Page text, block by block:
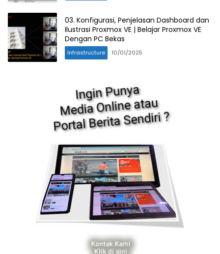
03. Konfigurasi, Penjelasan Dashboard dan
Ilustrasi Proxmox VE | Belajar Proxmox VE
Dengan PC Bekas
Infrastructure 10/01/2025